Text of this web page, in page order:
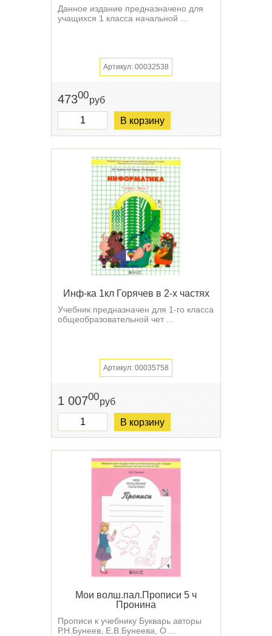
Данное издание предназначено для
учащихся 1 класса начальной ...
Артикул: 00032538
47300руб
В корзину
Инф-ка 1кл Горячев в 2-х частях
Учебник предназначен для 1-го класса
общеобразовательной чет ...
Артикул: 00035758
1 00700руб
В корзину
Мои волш.пал.Прописи 5 ч
Пронина
Прописи к учебнику Букварь авторы
Р.Н.Бунеев, Е.В.Бунеева, О ...